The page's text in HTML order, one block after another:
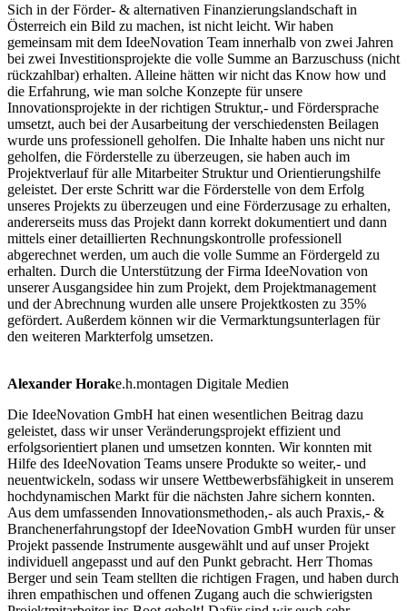
Sich in der Förder- & alternativen Finanzierungslandschaft in
Österreich ein Bild zu machen, ist nicht leicht. Wir haben
gemeinsam mit dem IdeeNovation Team innerhalb von zwei Jahren
bei zwei Investitionsprojekte die volle Summe an Barzuschuss (nicht
rückzahlbar) erhalten. Alleine hätten wir nicht das Know how und
die Erfahrung, wie man solche Konzepte für unsere
Innovationsprojekte in der richtigen Struktur,- und Fördersprache
umsetzt, auch bei der Ausarbeitung der verschiedensten Beilagen
wurde uns professionell geholfen. Die Inhalte haben uns nicht nur
geholfen, die Förderstelle zu überzeugen, sie haben auch im
Projektverlauf für alle Mitarbeiter Struktur und Orientierungshilfe
geleistet. Der erste Schritt war die Förderstelle von dem Erfolg
unseres Projekts zu überzeugen und eine Förderzusage zu erhalten,
andererseits muss das Projekt dann korrekt dokumentiert und dann
mittels einer detaillierten Rechnungskontrolle professionell
abgerechnet werden, um auch die volle Summe an Fördergeld zu
erhalten. Durch die Unterstützung der Firma IdeeNovation von
unserer Ausgangsidee hin zum Projekt, dem Projektmanagement
und der Abrechnung wurden alle unsere Projektkosten zu 35%
gefördert. Außerdem können wir die Vermarktungsunterlagen für
den weiteren Markterfolg umsetzen.
Alexander Horake.h.montagen Digitale Medien
Die IdeeNovation GmbH hat einen wesentlichen Beitrag dazu
geleistet, dass wir unser Veränderungsprojekt effizient und
erfolgsorientiert planen und umsetzen konnten. Wir konnten mit
Hilfe des IdeeNovation Teams unsere Produkte so weiter,- und
neuentwickeln, sodass wir unsere Wettbewerbsfähigkeit in unserem
hochdynamischen Markt für die nächsten Jahre sichern konnten.
Aus dem umfassenden Innovationsmethoden,- als auch Praxis,- &
Branchenerfahrungstopf der IdeeNovation GmbH wurden für unser
Projekt passende Instrumente ausgewählt und auf unser Projekt
individuell angepasst und auf den Punkt gebracht. Herr Thomas
Berger und sein Team stellten die richtigen Fragen, und haben durch
ihren empathischen und offenen Zugang auch die schwierigsten